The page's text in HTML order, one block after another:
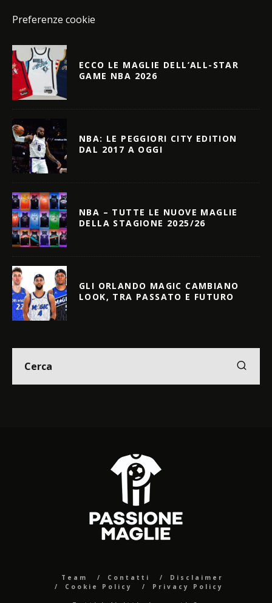
Preferenze cookie
ECCO LE MAGLIE DELL’ALL-STAR
GAME NBA 2026
NBA: LE PEGGIORI CITY EDITION
DAL 2017 A OGGI
NBA – TUTTE LE NUOVE MAGLIE
DELLA STAGIONE 2025/26
GLI ORLANDO MAGIC CAMBIANO
LOOK, TRA PASSATO E FUTURO
Team Contatti
Disclaimer
Cookie Policy
Privacy Policy